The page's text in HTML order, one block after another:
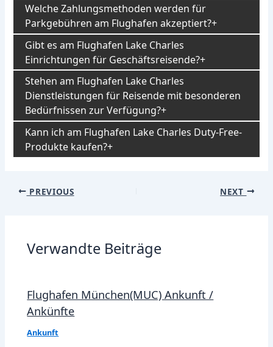
Welche Zahlungsmethoden werden für
Parkgebühren am Flughafen akzeptiert?
Gibt es am Flughafen Lake Charles
Einrichtungen für Geschäftsreisende?
Stehen am Flughafen Lake Charles
Dienstleistungen für Reisende mit besonderen
Bedürfnissen zur Verfügung?
Kann ich am Flughafen Lake Charles Duty-Free-
Produkte kaufen?
Post
PREVIOUS NEXT
Verwandte Beiträge
Flughafen München(MUC) Ankunft /
Ankünfte
Ankunft